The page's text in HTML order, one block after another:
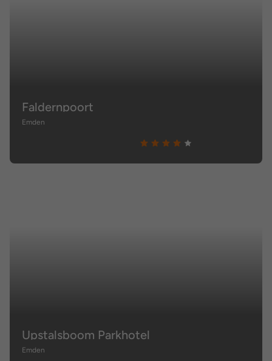
Faldernpoort
Emden
Upstalsboom Parkhotel
Emden